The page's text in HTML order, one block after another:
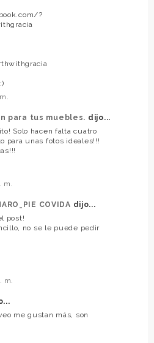
?
para tus muebles. dijo...
Solo hacen falta cuatro
para unas fotos ideales!!!
m.
COVIDA dijo...
post!
no se le puede pedir
m.
me gustan más, son